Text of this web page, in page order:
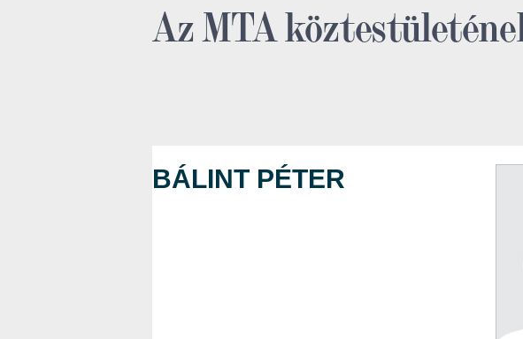
Az MTA
BÁLINT PÉTER